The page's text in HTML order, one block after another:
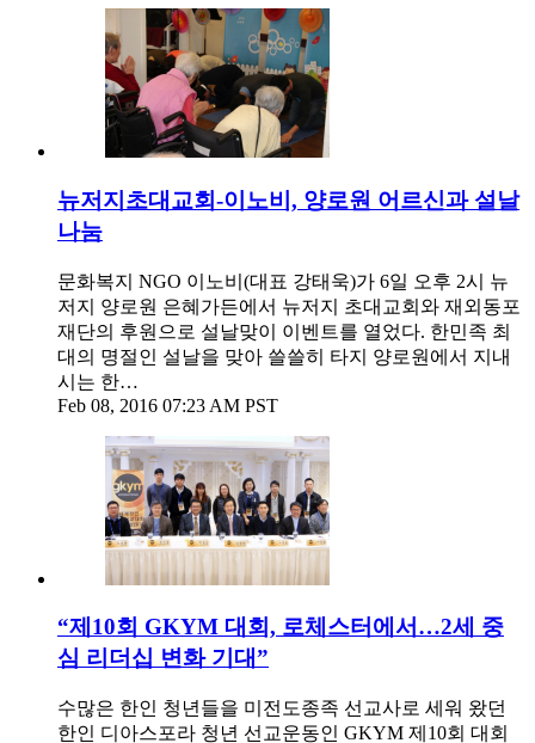
뉴저지초대교회-이노비, 양로원 어르신과 설날
나눔
문화복지 NGO 이노비(대표 강태욱)가 6일 오후 2시 뉴
저지 양로원 은혜가든에서 뉴저지 초대교회와 재외동포
재단의 후원으로 설날맞이 이벤트를 열었다. 한민족 최
대의 명절인 설날을 맞아 쓸쓸히 타지 양로원에서 지내
시는 한…
Feb 08, 2016 07:23 AM PST
“제10회 GKYM 대회, 로체스터에서…2세 중
심 리더십 변화 기대”
수많은 한인 청년들을 미전도종족 선교사로 세워 왔던
한인 디아스포라 청년 선교운동인 GKYM 제10회 대회